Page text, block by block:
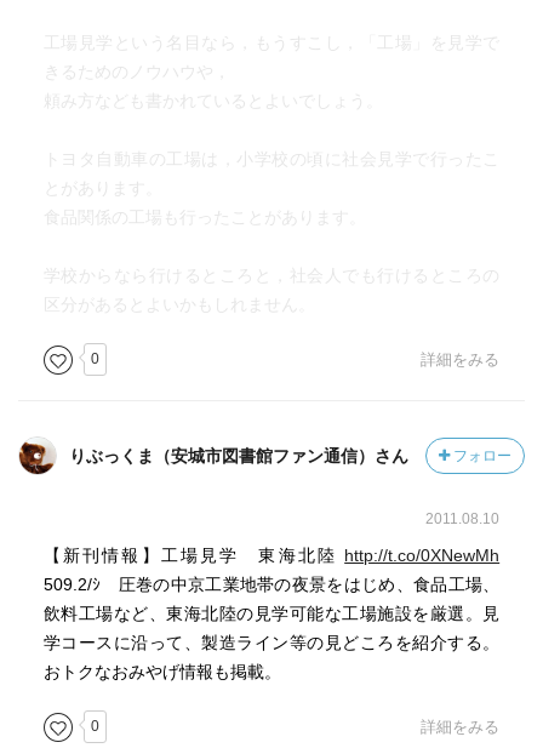
工場見学という名目なら，もうすこし，「工場」を見学で
きるためのノウハウや，
頼み方なども書かれているとよいでしょう。
トヨタ自動車の工場は，小学校の頃に社会見学で行ったこ
とがあります。
食品関係の工場も行ったことがあります。
学校からなら行けるところと，社会人でも行けるところの
区分があるとよいかもしれません。
0 詳細をみる
りぶっくま（安城市図書館ファン通信）さん フォロー
2011.08.10
【新刊情報】工場見学 東海北陸 http://t.co/0XNewMh
509.2/ｼ 圧巻の中京工業地帯の夜景をはじめ、食品工場、
飲料工場など、東海北陸の見学可能な工場施設を厳選。見
学コースに沿って、製造ライン等の見どころを紹介する。
おトクなおみやげ情報も掲載。
0 詳細をみる